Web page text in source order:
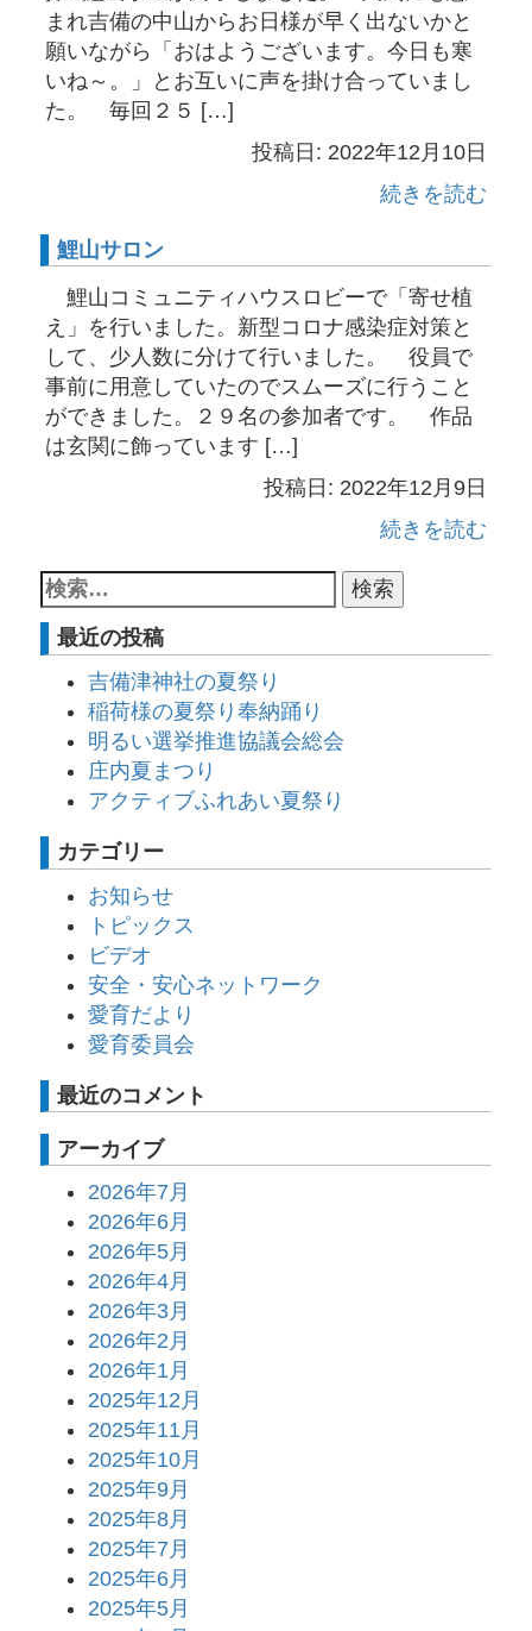
まれ吉備の中山からお日様が早く出ないかと
願いながら「おはようございます。今日も寒
いね～。」とお互いに声を掛け合っていまし
た。 毎回２５ […]
投稿日: 2022年12月10日
続きを読む
鯉山サロン
鯉山コミュニティハウスロビーで「寄せ植
え」を行いました。新型コロナ感染症対策と
して、少人数に分けて行いました。 役員で
事前に用意していたのでスムーズに行うこと
ができました。２９名の参加者です。 作品
は玄関に飾っています […]
投稿日: 2022年12月9日
続きを読む
最近の投稿
吉備津神社の夏祭り
稲荷様の夏祭り奉納踊り
明るい選挙推進協議会総会
庄内夏まつり
アクティブふれあい夏祭り
カテゴリー
お知らせ
トピックス
ビデオ
安全・安心ネットワーク
愛育だより
愛育委員会
最近のコメント
アーカイブ
2026年7月
2026年6月
2026年5月
2026年4月
2026年3月
2026年2月
2026年1月
2025年12月
2025年11月
2025年10月
2025年9月
2025年8月
2025年7月
2025年6月
2025年5月